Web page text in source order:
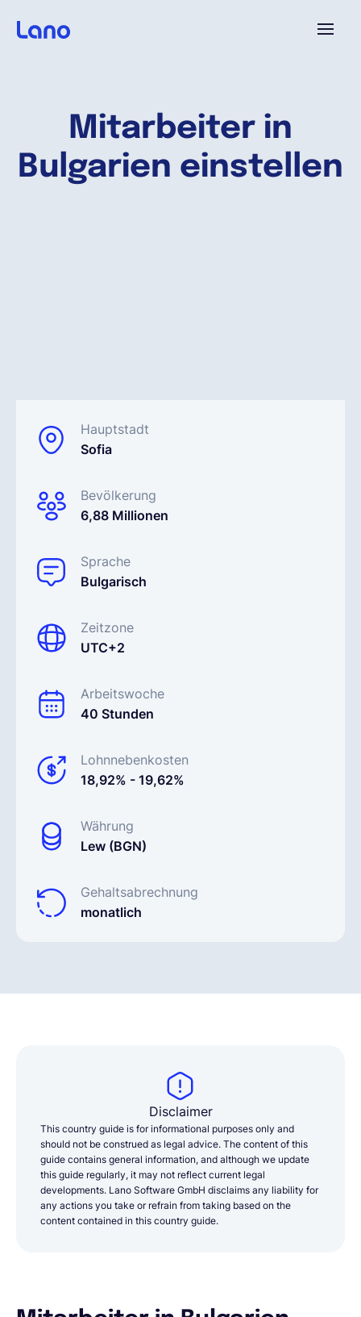
Mitarbeiter in
Bulgarien einstellen
Hauptstadt
Sofia
Bevölkerung
6,88 Millionen
Sprache
Bulgarisch
Zeitzone
UTC+2
Arbeitswoche
40 Stunden
Lohnnebenkosten
18,92% - 19,62%
Währung
Lew (BGN)
Gehaltsabrechnung
monatlich
Warum Lano?
EOR & Payroll
Contractor Management
Disclaimer
This country guide is for informational purposes only and
should not be construed as legal advice. The content of this
guide contains general information, and although we update
this guide regularly, it may not reflect current legal
developments. Lano Software GmbH disclaims any liability for
any actions you take or refrain from taking based on the
content contained in this country guide.